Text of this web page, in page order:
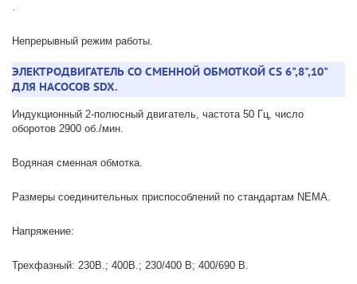
.
Непрерывный режим работы.
ЭЛЕКТРОДВИГАТЕЛЬ СО СМЕННОЙ ОБМОТКОЙ CS 6",8",10"
ДЛЯ НАСОСОВ SDX.
Индукционный 2-полюсный двигатель, частота 50 Гц, число
оборотов 2900 об./мин.
Водяная сменная обмотка.
Размеры соединительных приспособлений по стандартам NEMA.
Напряжение:
Трехфазный: 230В.; 400В.; 230/400 В; 400/690 В.